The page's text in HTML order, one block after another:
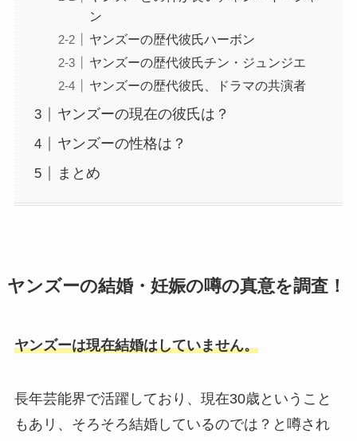
ン
ヤンズーの歴代彼氏ハーボン
ヤンズーの歴代彼氏チン・ジュンジエ
ヤンズーの歴代彼氏、ドラマの共演者
ヤンズーの現在の彼氏は？
ヤンズーの性格は？
まとめ
ヤンズーの結婚・妊娠の噂の真意を調査！
ヤンズーは現在結婚はしていません。
長年芸能界で活躍しており、現在30歳ということ
もあリ、そろそろ結婚しているのでは？と噂され